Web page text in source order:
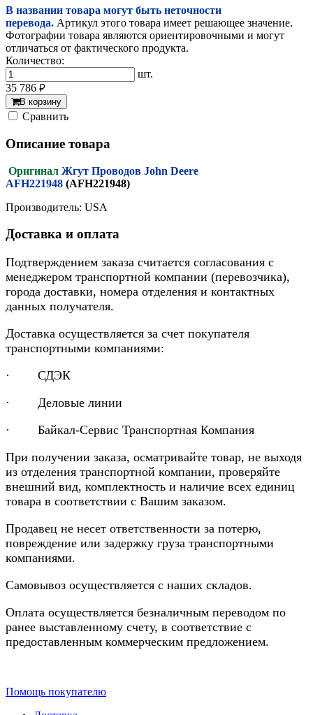
В названии товара могут быть неточности
перевода. Артикул этого товара имеет решающее значение.
Фотографии товара являются ориентировочными и могут
отличаться от фактического продукта.
Количество:
шт.
35 786 руб.
В корзину
Cравнить
Описание товара
Оригинал Жгут Проводов John Deere
AFH221948 (AFH221948)
Производитель: USA
Доставка и оплата
Подтверждением заказа считается согласования с
менеджером транспортной компании (перевозчика),
города доставки, номера отделения и контактных
данных получателя.
Доставка осуществляется за счет покупателя
транспортными компаниями:
· СДЭК
· Деловые линии
· Байкал-Сервис Транспортная Компания
При получении заказа, осматривайте товар, не выходя
из отделения транспортной компании, проверяйте
внешний вид, комплектность и наличие всех единиц
товара в соответствии с Вашим заказом.
Продавец не несет ответственности за потерю,
повреждение или задержку груза транспортными
компаниями.
Самовывоз осуществляется с наших складов.
Оплата осуществляется безналичным переводом по
ранее выставленному счету, в соответствие с
предоставленным коммерческим предложением.
Помощь покупателю